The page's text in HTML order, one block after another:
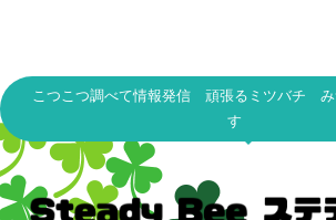
こつこつ調べて情報発信 頑張るミツバチ
す